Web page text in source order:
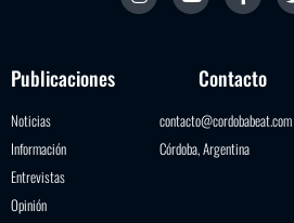
Publicaciones
Noticias
Información
Entrevistas
Opinión
Contacto
contacto@cordobabeat.com
Córdoba, Argentina